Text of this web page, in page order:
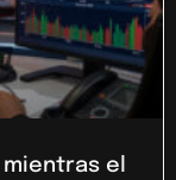
el